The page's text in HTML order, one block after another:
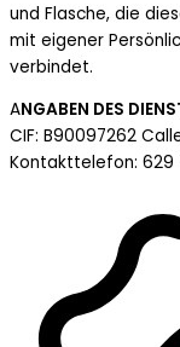
und Flasche, die
mit eigener
verbindet.
ANGABEN DES
CIF: B90097262
Kontakttelefon: 629